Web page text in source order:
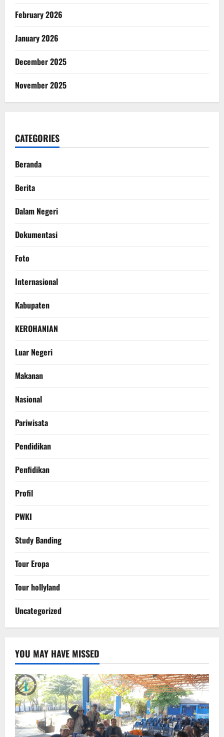
February 2026
January 2026
December 2025
November 2025
CATEGORIES
Beranda
Berita
Dalam Negeri
Dokumentasi
Foto
Internasional
Kabupaten
KEROHANIAN
Luar Negeri
Makanan
Nasional
Pariwisata
Pendidikan
Penfidikan
Profil
PWKI
Study Banding
Tour Eropa
Tour hollyland
Uncategorized
YOU MAY HAVE MISSED